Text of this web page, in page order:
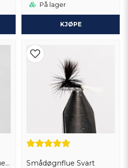
På lager
KJØPE
Elveduskgjelledøgnfluen,(klekker) Smådøgnflue Svart